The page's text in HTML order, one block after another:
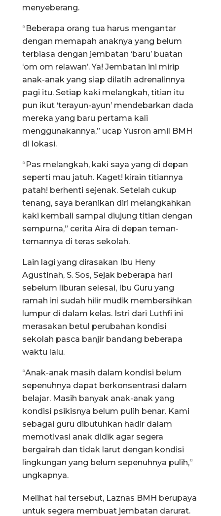
menyeberang.
“Beberapa orang tua harus mengantar
dengan memapah anaknya yang belum
terbiasa dengan jembatan ‘baru’ buatan
‘om om relawan’. Ya! Jembatan ini mirip
anak-anak yang siap dilatih adrenalinnya
pagi itu. Setiap kaki melangkah, titian itu
pun ikut ‘terayun-ayun’ mendebarkan dada
mereka yang baru pertama kali
menggunakannya,” ucap Yusron amil BMH
di lokasi.
“Pas melangkah, kaki saya yang di depan
seperti mau jatuh. Kaget! kirain titiannya
patah! berhenti sejenak. Setelah cukup
tenang, saya beranikan diri melangkahkan
kaki kembali sampai diujung titian dengan
sempurna,” cerita Aira di depan teman-
temannya di teras sekolah.
Lain lagi yang dirasakan Ibu Heny
Agustinah, S. Sos, Sejak beberapa hari
sebelum liburan selesai, Ibu Guru yang
ramah ini sudah hilir mudik membersihkan
lumpur di dalam kelas. Istri dari Luthfi ini
merasakan betul perubahan kondisi
sekolah pasca banjir bandang beberapa
waktu lalu.
“Anak-anak masih dalam kondisi belum
sepenuhnya dapat berkonsentrasi dalam
belajar. Masih banyak anak-anak yang
kondisi psikisnya belum pulih benar. Kami
sebagai guru dibutuhkan hadir dalam
memotivasi anak didik agar segera
bergairah dan tidak larut dengan kondisi
lingkungan yang belum sepenuhnya pulih,”
ungkapnya.
Melihat hal tersebut, Laznas BMH berupaya
untuk segera membuat jembatan darurat.